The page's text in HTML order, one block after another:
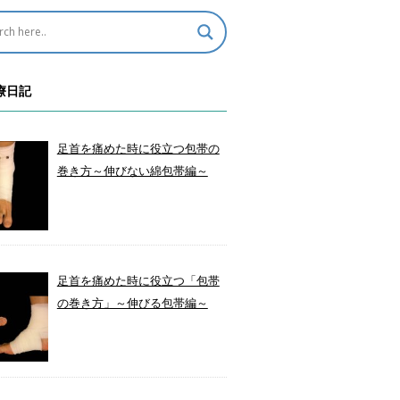
日記
足首を痛めた時に役立つ包帯の
巻き方～伸びない綿包帯編～
足首を痛めた時に役立つ「包帯
の巻き方」～伸びる包帯編～